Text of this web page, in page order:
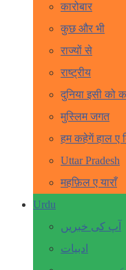
कारोबार
कुछ और भी
राज्यों से
राष्ट्रीय
दुनिया इसी को
मुस्लिम जगत
हम कहेगें हाल ए
Uttar Pradesh
महफ़िल ए याराँ
Urdu
آپ کی خبریں
ادبیات